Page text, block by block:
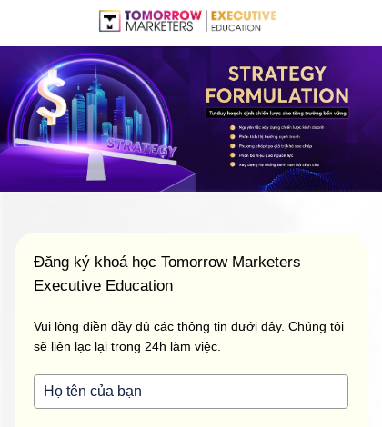
Đăng ký khoá học Tomorrow Marketers
Executive Education
Vui lòng điền đầy đủ các thông tin dưới đây. Chúng tôi
sẽ liên lạc lại trong 24h làm việc.